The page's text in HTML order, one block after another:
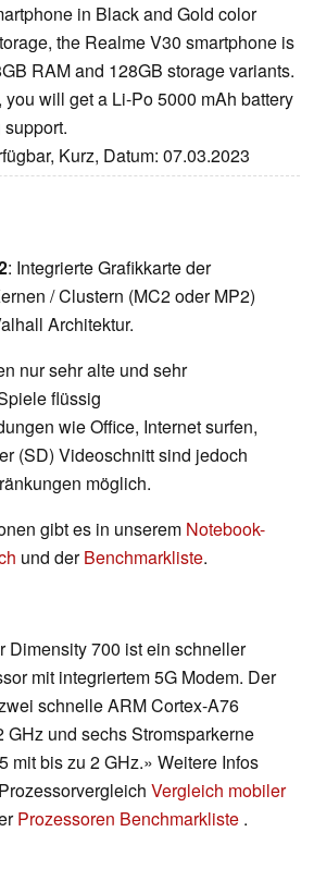
in Black and Gold color
the Realme V30 smartphone is
RAM and 128GB storage variants.
you will get a Li-Po 5000 mAh battery
Kurz, Datum: 07.03.2023
: Integrierte Grafikkarte der
/ Clustern (MC2 oder MP2)
Architektur.
nur sehr alte und sehr
flüssig
wie Office, Internet surfen,
(SD) Videoschnitt sind jedoch
möglich.
gibt es in unserem Notebook-
und derBenchmarkliste.
Dimensity 700 ist ein schneller
mit integriertem 5G Modem. Der
schnelle ARM Cortex-A76
GHz und sechs Stromsparkerne
mit bis zu 2 GHz.» Weitere Infos
Vergleich mobiler
Prozessoren Benchmarkliste .